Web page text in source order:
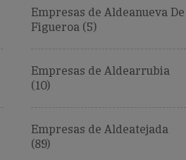
Empresas de Aldeanueva De
Figueroa (5)
Empresas de Aldearrubia
(10)
Empresas de Aldeatejada
(89)